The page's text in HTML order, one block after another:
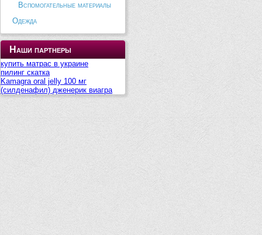
Вспомогательные материалы
Одежда
Наши партнеры
купить матрас в украине
пилинг скатка
Kamagra oral jelly 100 мг
(силденафил) дженерик виагра